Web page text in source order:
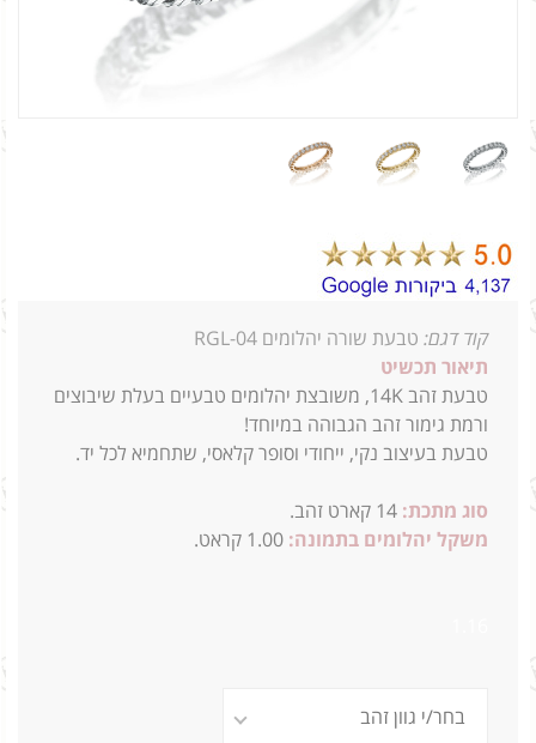
קוד דגם: טבעת שורה יהלומים RGL-04
תיאור תכשיט
טבעת זהב 14K, משובצת יהלומים טבעיים בעלת שיבוצים
ורמת גימור זהב הגבוהה במיוחד!
טבעת בעיצוב נקי, ייחודי וסופר קלאסי, שתחמיא לכל יד.
סוג מתכת: 14 קארט זהב.
משקל יהלומים בתמונה: 1.00 קראט.